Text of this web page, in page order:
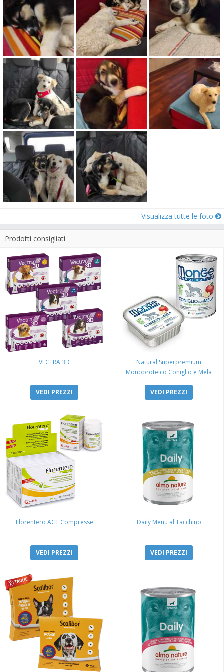
Visualizza tutte le foto
Prodotti consigliati
VECTRA 3D
VEDI PREZZI
Natural Superpremium
Monoproteico Coniglio e Mela
VEDI PREZZI
Florentero ACT Compresse
VEDI PREZZI
Daily Menu al Tacchino
VEDI PREZZI